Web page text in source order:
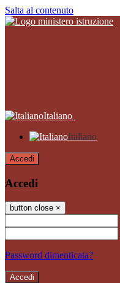
Salta al contenuto
Italiano
Italiano
Accedi
Accedi
button close ×
Password dimenticata?